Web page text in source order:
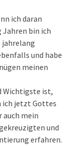
ich daran
Jahren bin ich
jahrelang
und habe
meinen
Wichtigste ist,
ich jetzt Gottes
auch mein
und
erfahren.